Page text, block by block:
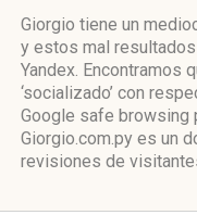
Giorgio tiene un
y estos mal
Yandex. Encontramos
‘socializado’ con
Google safe browsing
Giorgio.com.py es un
revisiones de